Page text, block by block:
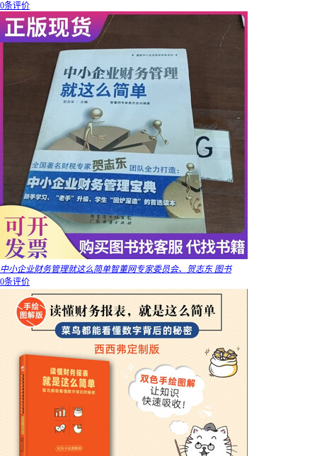
0条评价
中小企业财务管理就这么简单智董网专家委员会、贺志东 图书
0条评价